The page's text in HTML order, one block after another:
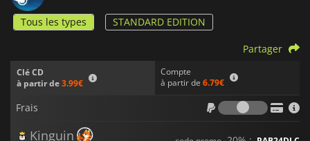
Tous les types STANDARD EDITION
Clé CD
à partir de3.99€
Compte
à partir de 6.79€
Partager
Frais
Frais
Kinguin